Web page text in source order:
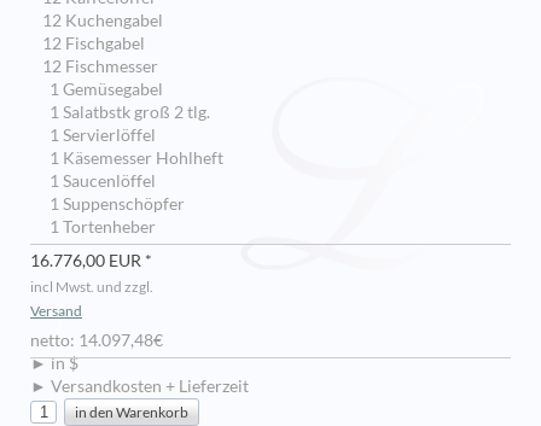
12 Kuchengabel
12 Fischgabel
12 Fischmesser
1 Gemüsegabel
1 Salatbstk groß 2 tlg.
1 Servierlöffel
1 Käsemesser Hohlheft
1 Saucenlöffel
1 Suppenschöpfer
1 Tortenheber
16.776,00 EUR *
incl Mwst. und zzgl.
Versand
netto: 14.097,48€
► in $
► Versandkosten + Lieferzeit